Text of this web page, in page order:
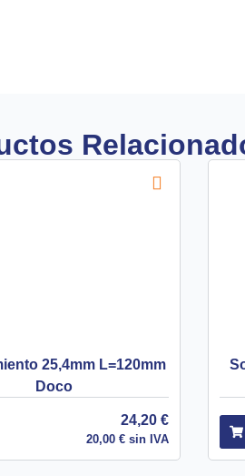
25,4mm L=120mm
Doco
24,20 €
20,00 €sin IVA